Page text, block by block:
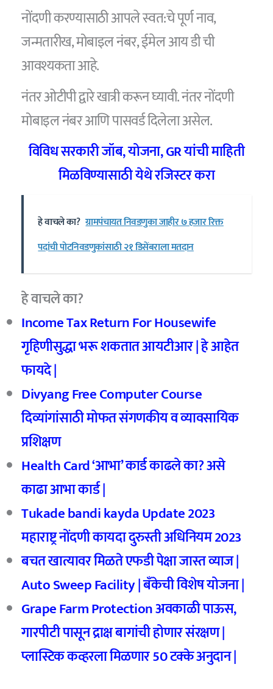
नोंदणी करण्यासाठी आपले स्वत:चे पूर्ण नाव,
जन्मतारीख, मोबाइल नंबर, ईमेल आय डी ची
आवश्यकता आहे.
नंतर ओटीपी द्वारे खात्री करून घ्यावी. नंतर नोंदणी
मोबाइल नंबर आणि पासवर्ड दिलेला असेल.
विविध सरकारी जॉब,योजना, GRयांची माहिती
मिळविण्यासाठी येथे रजिस्टर करा
हे वाचले का? ग्रामपंचायत निवडणुका जाहीर ७ हजार रिक्त
पदांची पोटनिवडणुकांसाठी २१ डिसेंबराला मतदान
हे वाचले का?
Income Tax Return For Housewife
गृहिणीसुद्धा भरू शकतात आयटीआर |हे आहेत
फायदे |
Divyang Free Computer Course
दिव्यांगांसाठी मोफत संगणकीय व व्यावसायिक
प्रशिक्षण
Health Card ‘आभा’ कार्ड काढले का? असे
काढा आभा कार्ड |
Tukade bandi kayda Update 2023
महाराष्ट्र नोंदणी कायदा दुरुस्ती अधिनियम 2023
बचत खात्यावर मिळते एफडी पेक्षा जास्त व्याज |
Auto Sweep Facility | बॅंकेची विशेष योजना |
Grape Farm Protection अवकाळी पाऊस,
गारपीटी पासून द्राक्ष बागांची होणार संरक्षण |
प्लास्टिक कव्हरला मिळणार 50 टक्के अनुदान |